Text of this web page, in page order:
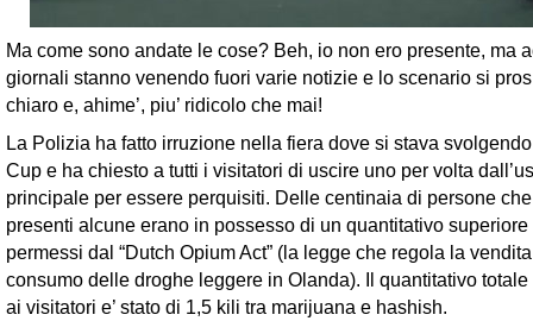
Ma come sono andate le cose? Beh, io non ero presente, ma
giornali stanno venendo fuori varie notizie e lo scenario si
chiaro e, ahime’, piu’ ridicolo che mai!
La Polizia ha fatto irruzione nella fiera dove si stava
Cup e ha chiesto a tutti i visitatori di uscire uno per volta
principale per essere perquisiti. Delle centinaia di persone
presenti alcune erano in possesso di un quantitativo
permessi dal “Dutch Opium Act” (la legge che regola la
consumo delle droghe leggere in Olanda). Il quantitativo
ai visitatori e’ stato di 1,5 kili tra marijuana e hashish.